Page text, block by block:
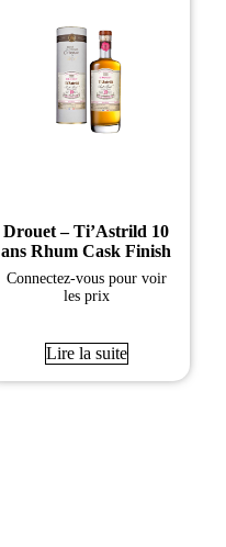
Drouet – Ti’Astrild 10
ans Rhum Cask Finish
Connectez-vous pour voir
les prix
Lire la suite